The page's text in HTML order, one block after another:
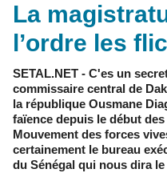
La
l’ordre les
SETAL.NET - C'es un
commissaire central de
la république Ousmane
faïence depuis le début
Mouvement des forces
certainement le bureau
du Sénégal qui nous dira